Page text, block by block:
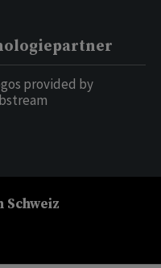
provided by